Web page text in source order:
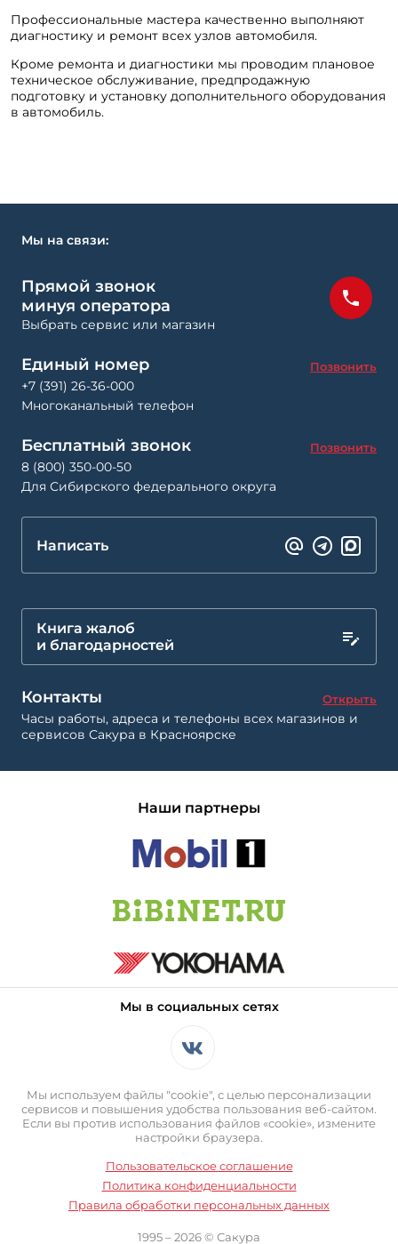
Профессиональные мастера качественно выполняют
диагностику и ремонт всех узлов автомобиля.
Кроме ремонта и диагностики мы проводим плановое
техническое обслуживание, предпродажную
подготовку и установку дополнительного оборудования
в автомобиль.
Мы на связи:
Прямой звонок
минуя оператора
Выбрать сервис или магазин
Единый номер Позвонить
+7 (391) 26-36-000
Многоканальный телефон
Бесплатный звонок Позвонить
8 (800) 350-00-50
Для Сибирского федерального округа
Написать
Книга жалоб
и благодарностей
Контакты Открыть
Часы работы, адреса и телефоны всех магазинов и
сервисов Сакура в Красноярске
Наши партнеры
Мы в социальных сетях
Мы используем файлы "cookie", с целью персонализации
сервисов и повышения удобства пользования веб-сайтом.
Если вы против использования файлов «cookie», измените
настройки браузера.
Пользовательское соглашение
Политика конфиденциальности
Правила обработки персональных данных
1995 – 2026 © Сакура